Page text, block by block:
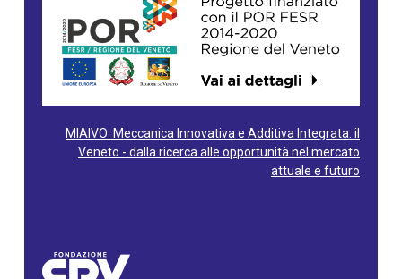
MIAIVO: Meccanica Innovativa e Additiva Integrata: il
Veneto - dalla ricerca alle opportunità nel mercato
attuale e futuro